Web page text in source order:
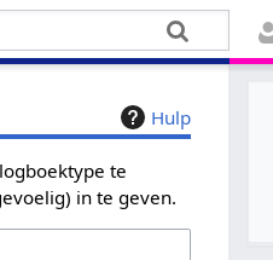
Hulp
te
in te geven.